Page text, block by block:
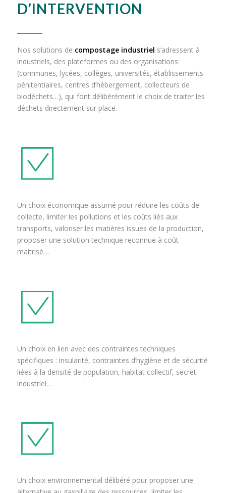
D’INTERVENTION
Nos solutions de compostage industriel s’adressent à
industriels, des plateformes ou des organisations
(communes, lycées, collèges, universités, établissements
pénitentiaires, centres d’hébergement, collecteurs de
biodéchets…), qui font délibérément le choix de traiter les
déchets directement sur place.
Un choix économique assumé pour réduire les coûts de
collecte, limiter les pollutions et les coûts liés aux
transports, valoriser les matières issues de la production,
proposer une solution technique reconnue à coût
maitrisé…
Un choix en lien avec des contraintes techniques
spécifiques : insularité, contraintes d’hygiène et de sécurité
liées à la densité de population, habitat collectif, secret
industriel…
Un choix environnemental délibéré pour proposer une